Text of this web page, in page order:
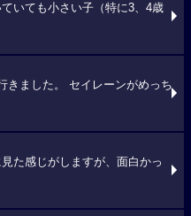
いても小さい子（特に3、4歳
きました。 セイレーンがめっち
た感じがしますが、面白かっ